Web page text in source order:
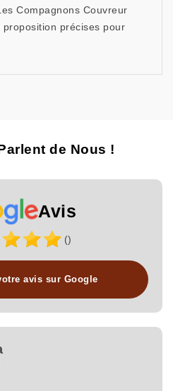
Compagnons Couvreur
précises pour
de Nous !
Avis
()
avis sur Google